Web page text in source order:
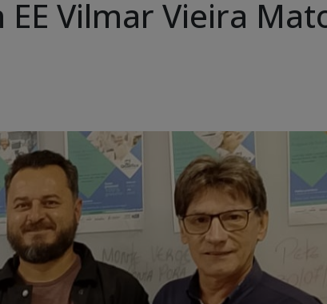
Vilmar Vieira